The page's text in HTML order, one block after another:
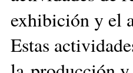
exhibición y el
Estas